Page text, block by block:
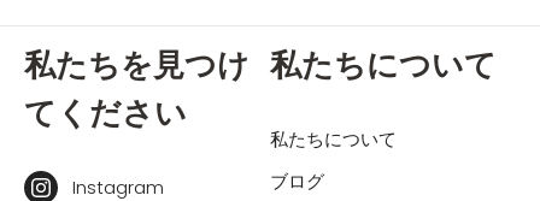
私たちを見つけ
てください
Instagram
私たちについて
私たちについて
ブログ